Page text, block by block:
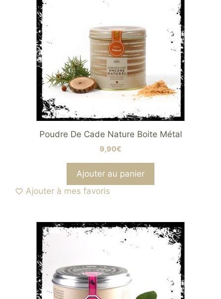
Poudre De Cade Nature Boite Métal
9,90€
Ajouter au panier
Ajouter à mes favoris